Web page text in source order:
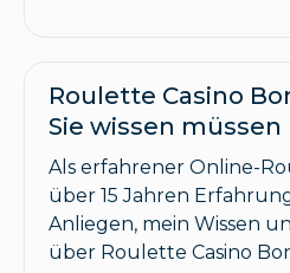
Roulette Casino
Sie wissen müssen
Als erfahrener Online-
über 15 Jahren
Anliegen, mein Wissen
über Roulette Casino